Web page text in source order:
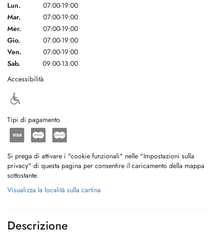
Lun.
07:00-19:00
Mar.
07:00-19:00
Mer.
07:00-19:00
Gio.
07:00-19:00
Ven.
07:00-19:00
Sab.
09:00-13:00
Accessibilità
Tipi di pagamento
Si prega di attivare i "cookie funzionali" nelle "Impostazioni sulla
privacy" di questa pagina per consentire il caricamento della mappa
sottostante.
Visualizza la località sulla cartina
Descrizione